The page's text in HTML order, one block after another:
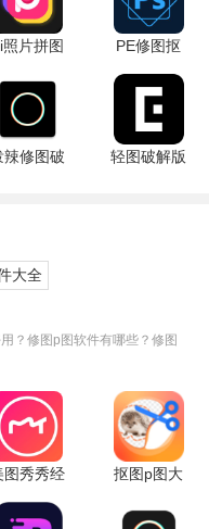
点击右下角的编辑器图
照片拼图
20260720
安卓版
PE修图抠
图 1.2.0 最
新版
辣修图破
轻图破解版
大全
？修图p图软件有哪些？修图
图秀秀经
典版
12.15.7 安
抠图p图大
版